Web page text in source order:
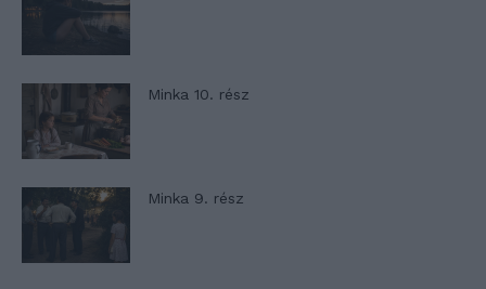
Minka 10. rész
Minka 9. rész